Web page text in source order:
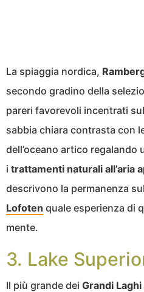
La spiaggia nordica,
secondo gradino della
pareri favorevoli incentrati
sabbia chiara contrasta con
dell’oceano artico
i trattamenti naturali all’aria
descrivono la permanenza
Lofoten quale esperienza di
mente.
3. Lake
Il più grande dei Grandi Laghi